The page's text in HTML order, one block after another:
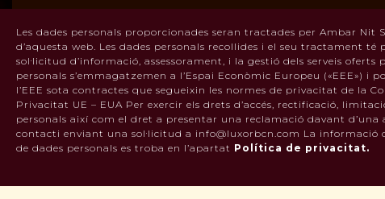
Les dades personals proporcionades seran tractades per Ambar Nit
d’aquesta web. Les dades personals recollides i el seu tractament
sol·licitud d’informació, assessorament, i la gestió dels serveis oferts
personals s’emmagatzemen a l’Espai Econòmic Europeu («EEE») i
l’EEE sota contractes que segueixin les normes de privacitat de la
Privacitat UE – EUA Per exercir els drets d’accés, rectificació,
personals així com el dret a presentar una reclamació davant
contacti enviant una sol·licitud a info@luxorbcn.com La informació
de dades personals es troba en l’apartat Política de privacitat.